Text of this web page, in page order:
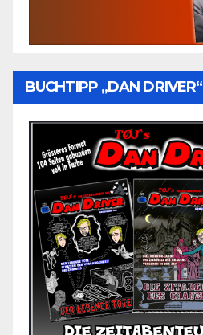
BUCHTIPP „DAN DRIVER“